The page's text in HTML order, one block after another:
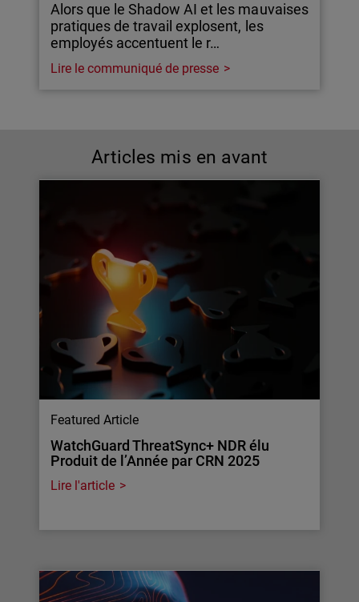
Alors que le Shadow AI et les mauvaises
pratiques de travail explosent, les
employés accentuent le r…
Lire le communiqué de presse
Articles mis en avant
Featured Article
WatchGuard ThreatSync+ NDR élu
Produit de l’Année par CRN 2025
Lire l'article